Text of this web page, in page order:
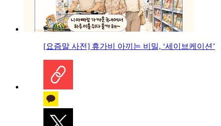
[요즘말 사전] 휴가비 아끼는 비밀, ‘세이브케이션’